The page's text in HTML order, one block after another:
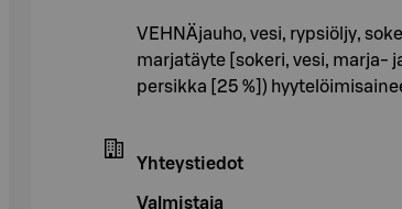
VEHNÄjauho, vesi, rypsiöljy,
marjatäyte [sokeri, vesi, marja-
persikka [25 %])
Yhteystiedot
Valmistaja